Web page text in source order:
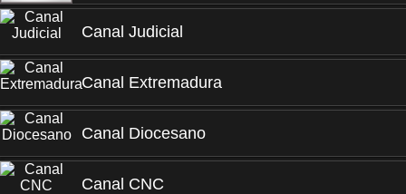
Canal Judicial
Canal Extremadura
Canal Diocesano
Canal CNC